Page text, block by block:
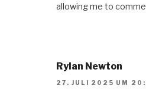
allowing me to
Rylan Newton
27. JULI 2025 UM